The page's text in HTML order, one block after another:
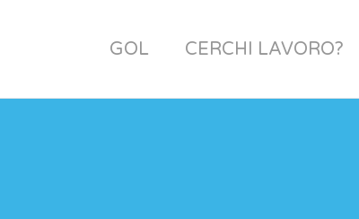
GOL CERCHI LAVORO?